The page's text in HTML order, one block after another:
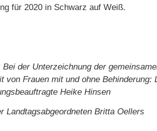
für 2020 in Schwarz auf Weiß.
der Unterzeichnung der
von Frauen mit und ohne
Heike Hinsen
Landtagsabgeordneten Britta Oellers